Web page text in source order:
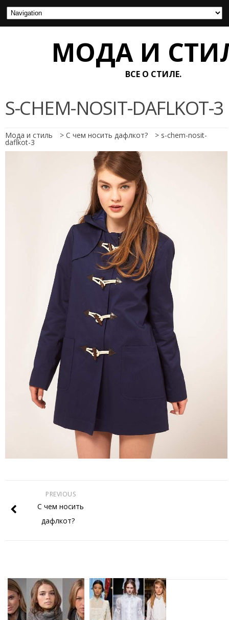
МОДА И
ВСЕ О СТИЛЕ.
S-CHEM-NOSIT-DAFLKOT-3
Мода и стиль > С чем носить дафлкот? > s-chem-nosit-
daflkot-3
PREVIOUS
С чем носить
дафлкот?